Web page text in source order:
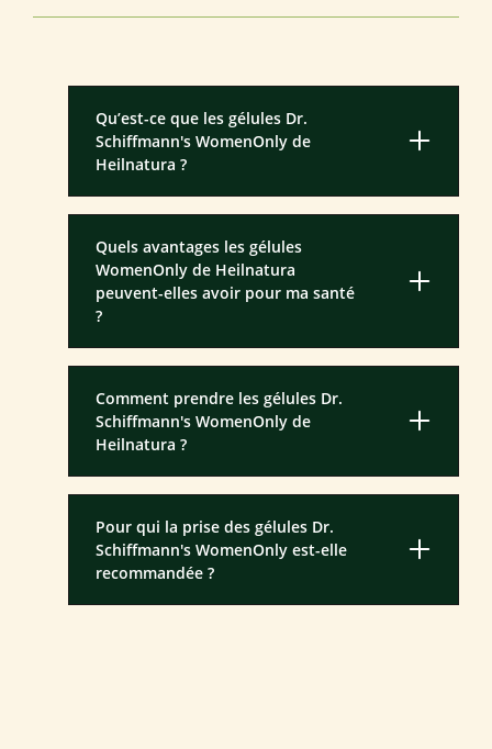
Qu’est-ce que les gélules Dr.
Schiffmann's WomenOnly de
Heilnatura ?
Quels avantages les gélules
WomenOnly de Heilnatura
peuvent-elles avoir pour ma santé
?
Comment prendre les gélules Dr.
Schiffmann's WomenOnly de
Heilnatura ?
Pour qui la prise des gélules Dr.
Schiffmann's WomenOnly est-elle
recommandée ?